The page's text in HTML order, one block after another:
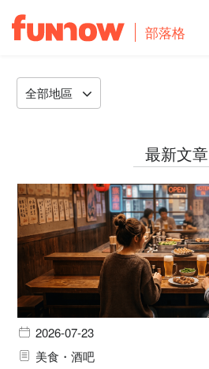
部落格
全部地區
最新文章
2026-07-23
美食・酒吧